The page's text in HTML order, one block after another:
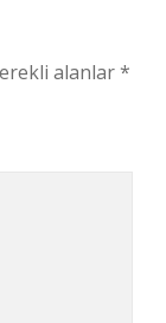
alanlar*